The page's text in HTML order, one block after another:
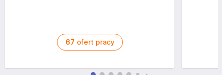
67 ofert pracy